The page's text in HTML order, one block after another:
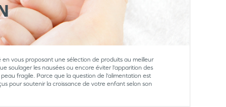
vous proposant une sélection de produits au meilleur
soulager les nausées ou encore éviter l’apparition des
fragile. Parce que la question de l’alimentation est
pour soutenir la croissance de votre enfant selon son